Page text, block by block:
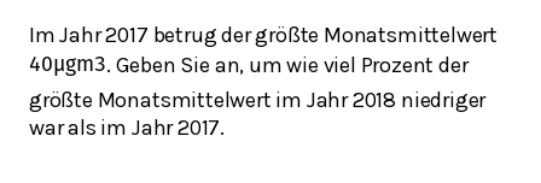
Im Jahr 2017 betrug der größte Monatsmittelwert
40μgm3. Geben Sie an, um wie viel Prozent der
größte Monatsmittelwert im Jahr 2018 niedriger
war als im Jahr 2017.